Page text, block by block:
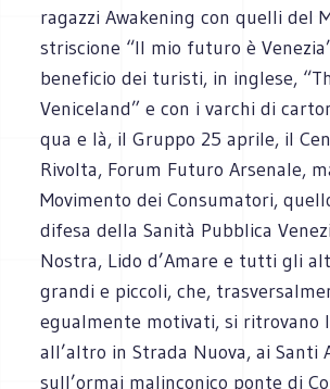
ragazzi Awakening con quelli del
striscione “Il mio futuro è
beneficio dei turisti, in inglese,
Veniceland” e con i varchi di
qua e là, il Gruppo 25 aprile, il
Rivolta, Forum Futuro Arsenale,
Movimento dei Consumatori,
difesa della Sanità Pubblica
Nostra, Lido d’Amare e tutti gli
grandi e piccoli, che,
egualmente motivati, si ritrovano
all’altro in Strada Nuova, ai Santi
sull’ormai malinconico ponte di